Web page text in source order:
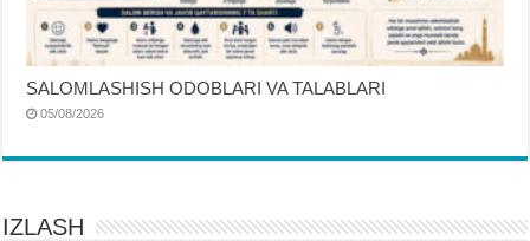
SALOMLASHISH ODOBLARI VA TALABLARI
05/08/2026
IZLASH